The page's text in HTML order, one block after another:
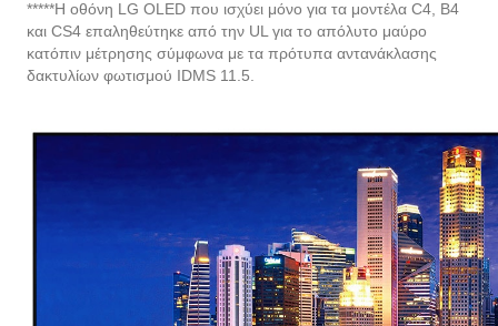
κατόπιν μέτρησης σύμφωνα με τα πρότυπα αντανάκλασης
δακτυλίων φωτισμού IDMS 11.5.